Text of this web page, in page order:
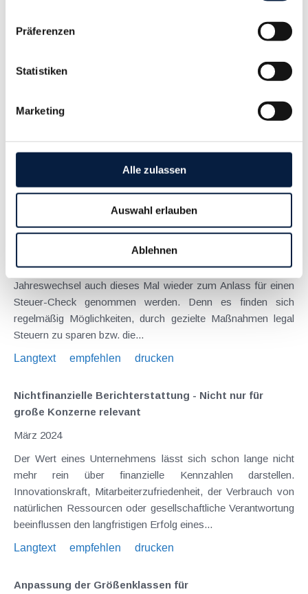
Präferenzen
Statistiken
Marketing
Alle zulassen
Auswahl erlauben
Ablehnen
Änderungen bei den Größenklassen für
Dezember 2024
Kapitalgesellschaften (Kleinstkapitalgesellschaft (Micro),
hängt von den Kriterien Bilanzsumme, Umsatzerlöse und
Langtext
empfehlen drucken
In durchaus turbulenten Zeiten sollte der näher rückende
Jahreswechsel auch dieses Mal wieder zum Anlass für einen
Steuer-Check genommen werden. Denn es finden sich
regelmäßig Möglichkeiten, durch gezielte Maßnahmen legal
Steuern zu sparen bzw. die...
Langtext
empfehlen drucken
Nichtfinanzielle Berichterstattung - Nicht nur für
große Konzerne relevant
März 2024
Der Wert eines Unternehmens lässt sich schon lange nicht
mehr rein über finanzielle Kennzahlen darstellen.
Innovationskraft, Mitarbeiterzufriedenheit, der Verbrauch von
natürlichen Ressourcen oder gesellschaftliche Verantwortung
beeinflussen den langfristigen Erfolg eines...
Langtext
empfehlen drucken
Anpassung der Größenklassen für